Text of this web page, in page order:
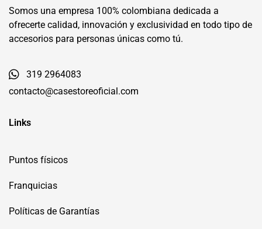
Somos una empresa 100% colombiana dedicada a
ofrecerte calidad, innovación y exclusividad en todo tipo de
accesorios para personas únicas como tú.
319 2964083
contacto@casestoreoficial.com
Links
Puntos físicos
Franquicias
Políticas de Garantías